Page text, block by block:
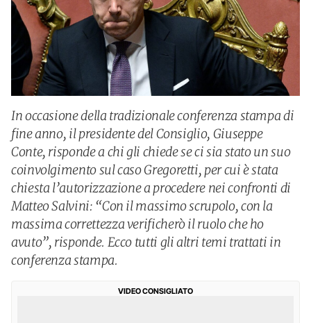
In occasione della tradizionale conferenza stampa di
fine anno, il presidente del Consiglio, Giuseppe
Conte, risponde a chi gli chiede se ci sia stato un suo
coinvolgimento sul caso Gregoretti, per cui è stata
chiesta l’autorizzazione a procedere nei confronti di
Matteo Salvini: “Con il massimo scrupolo, con la
massima correttezza verificherò il ruolo che ho
avuto”, risponde. Ecco tutti gli altri temi trattati in
conferenza stampa.
VIDEO CONSIGLIATO